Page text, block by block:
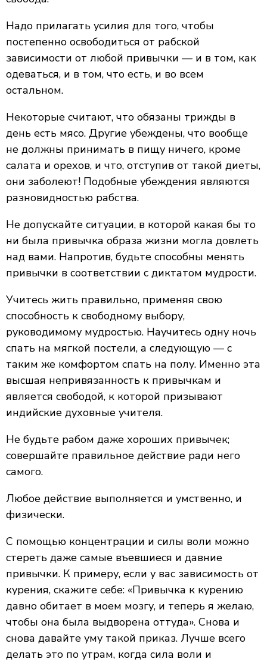
Надо прилагать усилия для того, чтобы
постепенно освободиться от рабской
зависимости от любой привычки — и в том, как
одеваться, и в том, что есть, и во всем
остальном.
Некоторые считают, что обязаны трижды в
день есть мясо. Другие убеждены, что вообще
не должны принимать в пищу ничего, кроме
салата и орехов, и что, отступив от такой диеты,
они заболеют! Подобные убеждения являются
разновидностью рабства.
Не допускайте ситуации, в которой какая бы то
ни была привычка образа жизни могла довлеть
над вами. Напротив, будьте способны менять
привычки в соответствии с диктатом мудрости.
Учитесь жить правильно, применяя свою
способность к свободному выбору,
руководимому мудростью. Научитесь одну ночь
спать на мягкой постели, а следующую — с
таким же комфортом спать на полу. Именно эта
высшая непривязанность к привычкам и
является свободой, к которой призывают
индийские духовные учителя.
Не будьте рабом даже хороших привычек;
совершайте правильное действие ради него
самого.
Любое действие выполняется и умственно, и
физически.
C помощью концентрации и силы воли можно
стереть даже самые въевшиеся и давние
привычки. К примеру, если у вас зависимость от
курения, скажите себе: «Привычка к курению
давно обитает в моем мозгу, и теперь я желаю,
чтобы она была выдворена оттуда». Снова и
снова давайте уму такой приказ. Лучше всего
делать это по утрам, когда сила воли и